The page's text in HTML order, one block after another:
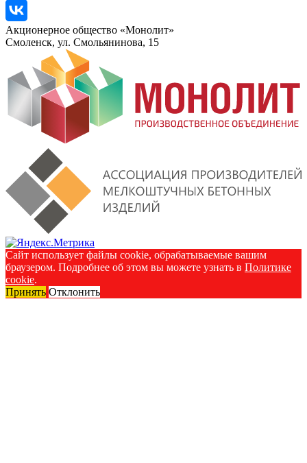
Акционерное общество «Монолит»
Смоленск, ул. Смольянинова, 15
Сайт использует файлы cookie, обрабатываемые вашим
браузером. Подробнее об этом вы можете узнать в Политике
cookie.
Принять Отклонить